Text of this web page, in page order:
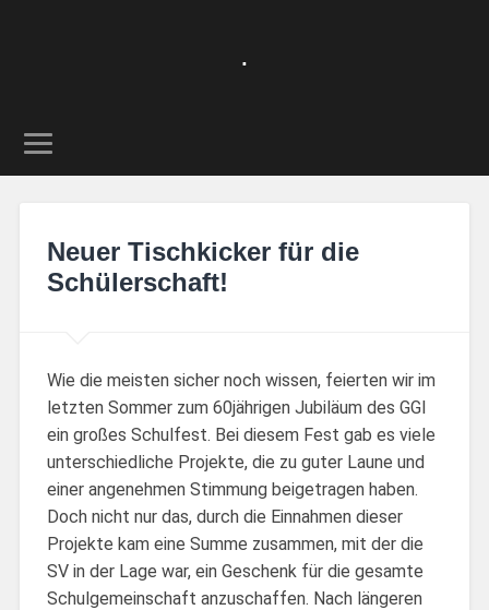
.
Neuer Tischkicker für die
Schülerschaft!
Wie die meisten sicher noch wissen, feierten wir im
letzten Sommer zum 60jährigen Jubiläum des GGI
ein großes Schulfest. Bei diesem Fest gab es viele
unterschiedliche Projekte, die zu guter Laune und
einer angenehmen Stimmung beigetragen haben.
Doch nicht nur das, durch die Einnahmen dieser
Projekte kam eine Summe zusammen, mit der die
SV in der Lage war, ein Geschenk für die gesamte
Schulgemeinschaft anzuschaffen. Nach längeren